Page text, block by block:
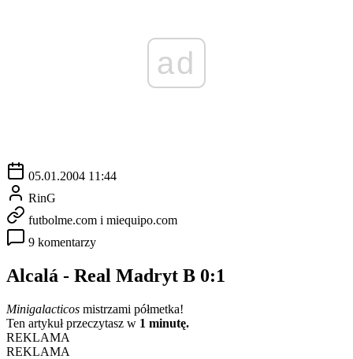
ad
05.01.2004 11:44
RinG
futbolme.com i miequipo.com
9 komentarzy
Alcalá - Real Madryt B 0:1
Minigalacticos mistrzami półmetka!
Ten artykuł przeczytasz w 1 minutę.
REKLAMA
REKLAMA